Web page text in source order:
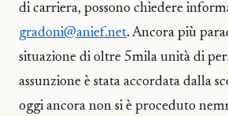
di carriera, possono chiedere
gradoni@anief.net. Ancora più
situazione di oltre 5mila unità di
assunzione è stata accordata dalla
oggi ancora non si è proceduto